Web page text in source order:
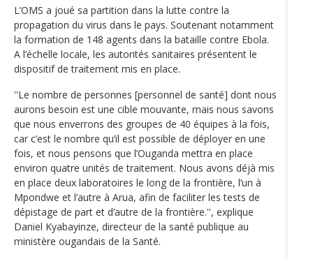
L’OMS a joué sa partition dans la lutte contre la
propagation du virus dans le pays. Soutenant notamment
la formation de 148 agents dans la bataille contre Ebola.
A l’échelle locale, les autorités sanitaires présentent le
dispositif de traitement mis en place.
''Le nombre de personnes [personnel de santé] dont nous
aurons besoin est une cible mouvante, mais nous savons
que nous enverrons des groupes de 40 équipes à la fois,
car c’est le nombre qu’il est possible de déployer en une
fois, et nous pensons que l’Ouganda mettra en place
environ quatre unités de traitement. Nous avons déjà mis
en place deux laboratoires le long de la frontière, l’un à
Mpondwe et l’autre à Arua, afin de faciliter les tests de
dépistage de part et d’autre de la frontière.'', explique
Daniel Kyabayinze, directeur de la santé publique au
ministère ougandais de la Santé.